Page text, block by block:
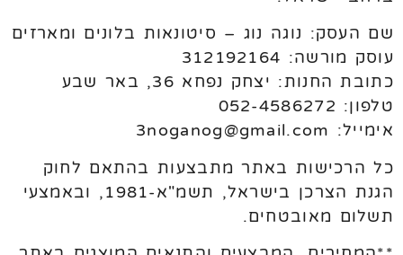
שם העסק: נוגה נוג – סיטונאות בלונים ומארזים
עוסק מורשה: 312192164
כתובת החנות: יצחק נפחא 36, באר שבע
טלפון: 052-4586272
אימייל: 3noganog@gmail.com
כל הרכישות באתר מתבצעות בהתאם לחוק
הגנת הצרכן בישראל, תשמ"א-1981, ובאמצעי
תשלום מאובטחים.